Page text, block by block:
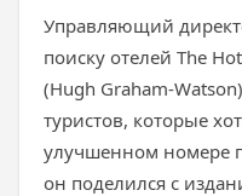
Управляющий
поиску отелей The
(Hugh Graham-
туристов, которые
улучшенном номере
он поделился с